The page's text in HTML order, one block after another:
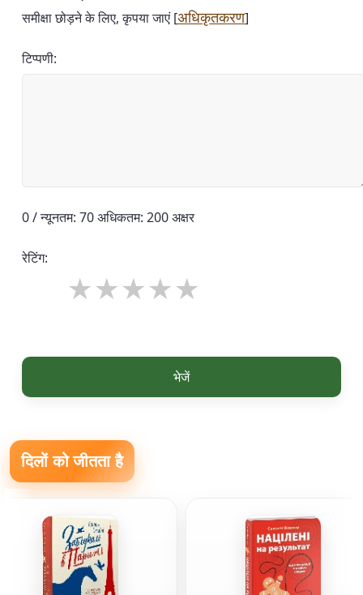
समीक्षा छोड़ने के लिए, कृपया जाएं [अधिकृतकरण]
टिप्पणी:
0 / न्यूनतम: 70 अधिकतम: 200 अक्षर
रेटिंग:
भेजें
दिलों को जीतता है